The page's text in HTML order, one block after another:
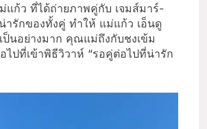
แก้ว ที่ได้ถ่ายภาพคู่กับ เจมส์มาร์-
ารักของทั้งคู่ ทำให้ แม่แก้ว เอ็นดู
ป็นอย่างมาก คุณแม่ถึงกับชงเข้ม
ไปที่เข้าพิธีวิวาห์ “รอคู่ต่อไปที่น่ารัก